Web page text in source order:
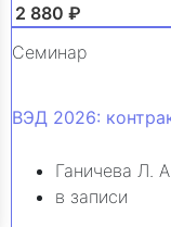
от 2 880 ₽
Семинар
ВЭД 2026:
Ганичева Л. А.
в записи